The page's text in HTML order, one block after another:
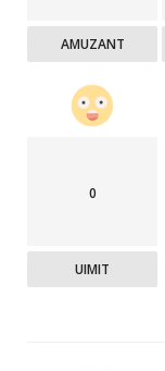
AMUZANT
0
UIMIT